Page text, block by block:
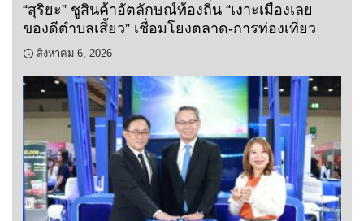
“สุริยะ” ชูสินค้าอัตลักษณ์ท้องถิ่น “เงาะเมืองเลย
ของดีตำบลเสี้ยว” เชื่อมโยงตลาด-การท่องเที่ยว
สิงหาคม 6, 2026